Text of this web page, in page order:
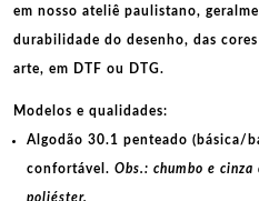
em nosso ateliê paulistano,
durabilidade do desenho, das
arte, em DTF ou DTG.
Modelos e qualidades:
Algodão 30.1 penteado (básica/
confortável. Obs.: chumbo e
poliéster.